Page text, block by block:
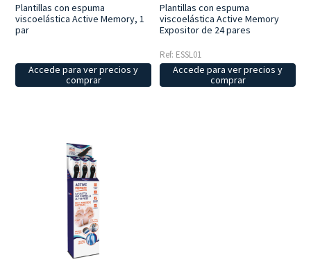
Plantillas con espuma
viscoelástica Active Memory, 1
par
Accede para ver precios y
comprar
Plantillas con espuma
viscoelástica Active Memory
Expositor de 24 pares
Ref: ESSL01
Accede para ver precios y
comprar